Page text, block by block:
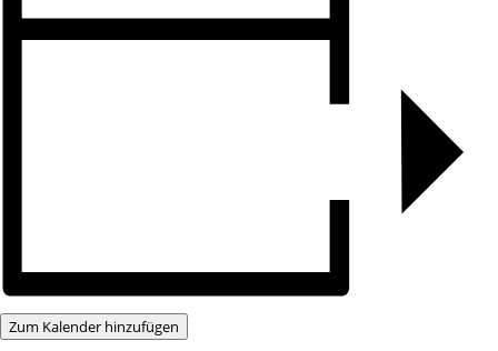
Zum Kalender hinzufügen